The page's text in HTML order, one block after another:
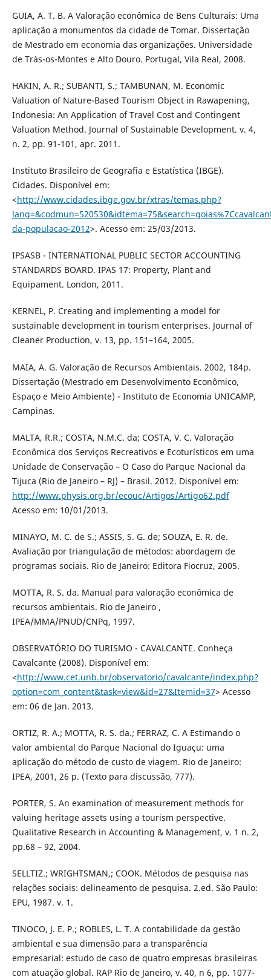
GUIA, A. T. B. A Valoração econômica de Bens Culturais: Uma
aplicação a monumentos da cidade de Tomar. Dissertação
de Mestrado em economia das organizações. Universidade
de Trás-os-Montes e Alto Douro. Portugal, Vila Real, 2008.
HAKIN, A. R.; SUBANTI, S.; TAMBUNAN, M. Economic
Valuation of Nature-Based Tourism Object in Rawapening,
Indonesia: An Application of Travel Cost and Contingent
Valuation Method. Journal of Sustainable Development. v. 4,
n. 2, pp. 91-101, apr. 2011.
Instituto Brasileiro de Geografia e Estatística (IBGE).
Cidades. Disponível em:
<http://www.cidades.ibge.gov.br/xtras/temas.php?
da-populacao-2012>. Acesso em: 25/03/2013.
IPSASB - INTERNATIONAL PUBLIC SECTOR ACCOUNTING
STANDARDS BOARD. IPAS 17: Property, Plant and
Equipament. London, 2011.
KERNEL, P. Creating and implementing a model for
sustainable development in tourism enterprises. Journal of
Cleaner Production, v. 13, pp. 151–164, 2005.
MAIA, A. G. Valoração de Recursos Ambientais. 2002, 184p.
Dissertação (Mestrado em Desenvolvimento Econômico,
Espaço e Meio Ambiente) - Instituto de Economia UNICAMP,
Campinas.
MALTA, R.R.; COSTA, N.M.C. da; COSTA, V. C. Valoração
Econômica dos Serviços Recreativos e Ecoturísticos em uma
Unidade de Conservação – O Caso do Parque Nacional da
Tijuca (Rio de Janeiro – RJ) – Brasil. 2012. Disponível em:
http://www.physis.org.br/ecouc/Artigos/Artigo62.pdf
Acesso em: 10/01/2013.
MINAYO, M. C. de S.; ASSIS, S. G. de; SOUZA, E. R. de.
Avaliação por triangulação de métodos: abordagem de
programas sociais. Rio de Janeiro: Editora Fiocruz, 2005.
MOTTA, R. S. da. Manual para valoração econômica de
recursos ambientais. Rio de Janeiro ,
IPEA/MMA/PNUD/CNPq, 1997.
OBSERVATÓRIO DO TURISMO - CAVALCANTE. Conheça
Cavalcante (2008). Disponível em:
<http://www.cet.unb.br/observatorio/cavalcante/index.php?
option=com_content&task=view&id=27&Itemid=37> Acesso
em: 06 de Jan. 2013.
ORTIZ, R. A.; MOTTA, R. S. da.; FERRAZ, C. A Estimando o
valor ambiental do Parque Nacional do Iguaçu: uma
aplicação do método de custo de viagem. Rio de Janeiro:
IPEA, 2001, 26 p. (Texto para discussão, 777).
PORTER, S. An examination of measurement methods for
valuing heritage assets using a tourism perspective.
Qualitative Research in Accounting & Management, v. 1 n. 2,
pp.68 – 92, 2004.
SELLTIZ.; WRIGHTSMAN,; COOK. Métodos de pesquisa nas
relações sociais: delineamento de pesquisa. 2.ed. São Paulo:
EPU, 1987. v. 1.
TINOCO, J. E. P.; ROBLES, L. T. A contabilidade da gestão
ambiental e sua dimensão para a transparência
empresarial: estudo de caso de quatro empresas brasileiras
com atuação global. RAP Rio de Janeiro, v. 40, n 6, pp. 1077-